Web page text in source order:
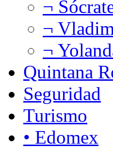
¬
¬
¬
Quintana
Seguridad
Turismo
• Edomex